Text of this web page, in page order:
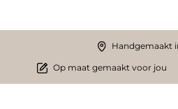
Handgemaakt
Op maat gemaakt voor jou